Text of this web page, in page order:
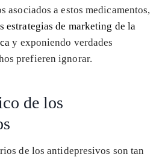
asociados a estos medicamentos,
estrategias de marketing de la
y exponiendo verdades
prefieren ignorar.
de los
de los antidepresivos son tan